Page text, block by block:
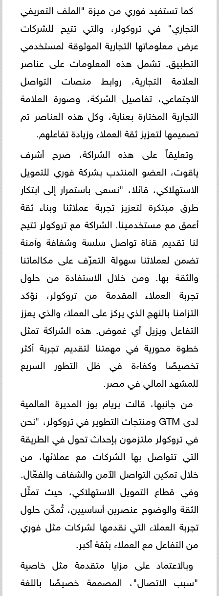
كما تستفيد فوري من ميزة "الملف التعريفي
التجاري" في تروكولر، والتي تتيح للشركات
عرض معلوماتها التجارية الموثوقة لمستخدمي
التطبيق. تشمل هذه المعلومات على عناصر
العلامة التجارية، روابط منصات التواصل
الاجتماعي، تفاصيل الشركة، وصورة العلامة
التجارية المختارة بعناية، وكل هذه العناصر تم
تصميمها لتعزيز ثقة العملاء وزيادة تفاعلهم.
وتعليقاً على هذه الشراكة، صرح أشرف
ياقوت، العضو المنتدب بشركة فوري للتمويل
الاستهلاكي، قائلا، "نسعى باستمرار إلى ابتكار
طرق مبتكرة لتعزيز تجربة عملائنا وبناء ثقة
أعمق مع مستخدمينا. الشراكة مع تروكولر تتيح
لنا تقديم قناة تواصل سلسة وشفافة وآمنة
تضمن لعملائنا سهولة التعرّف على مكالماتنا
والثقة بها. ومن خلال الاستفادة من حلول
تجربة العملاء المقدمة من تروكولر، نؤكد
التزامنا بالنهج الذي يركز على العملاء والذي يعزز
التفاعل ويزيل أي غموض. هذه الشراكة تمثل
خطوة محورية في مهمتنا لتقديم تجربة أكثر
تخصيصًا وكفاءة في ظل التطور السريع
للمشهد المالي في مصر.
من جانبها، قالت بريام بوز المديرة العالمية
لدى GTM ومنتجات التطوير في تروكولر، "نحن
في تروكولر ملتزمون بإحداث تحول في الطريقة
التي تتواصل بها الشركات مع عملائها، من
خلال تمكين التواصل الآمن والشفاف والفعّال.
وفي قطاع التمويل الاستهلاكي، حيث تمثّل
الثقة والوضوح عنصرين أساسيين، تُمكّن حلول
تجربة العملاء التي نقدمها لشركات مثل فوري
من التفاعل مع العملاء بثقة أكبر.
وبالاعتماد على مزايا متقدمة مثل خاصية
"سبب الاتصال"، المصممة خصيصًا باللغة